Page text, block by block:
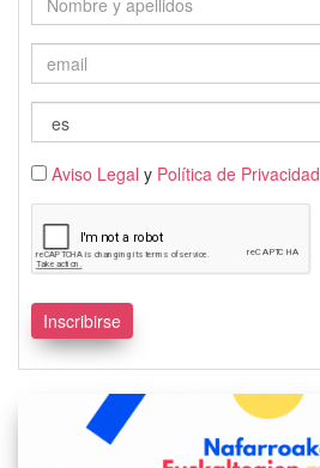
Aviso Legal y Política de Privacidad